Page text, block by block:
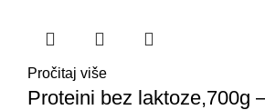
Pročitaj više
Proteini bez laktoze,700g